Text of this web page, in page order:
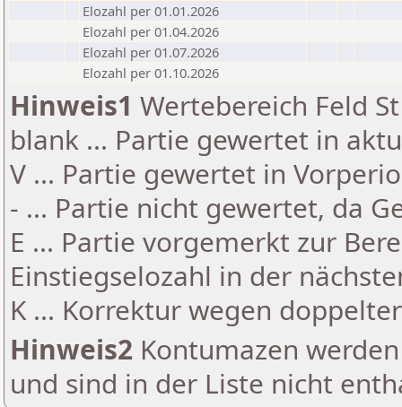
Elozahl per 01.01.2026
Elozahl per 01.04.2026
Elozahl per 01.07.2026
Elozahl per 01.10.2026
Hinweis1 Wertebereich Feld
blank ... Partie gewertet in
V ... Partie gewertet in
- ... Partie nicht gewertet, da
E ... Partie vorgemerkt zur
Einstiegselozahl in der
K ... Korrektur wegen
Hinweis2 Kontumazen
und sind in der Liste nicht